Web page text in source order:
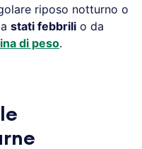
riposo notturno o
stati febbrili o da
di peso.